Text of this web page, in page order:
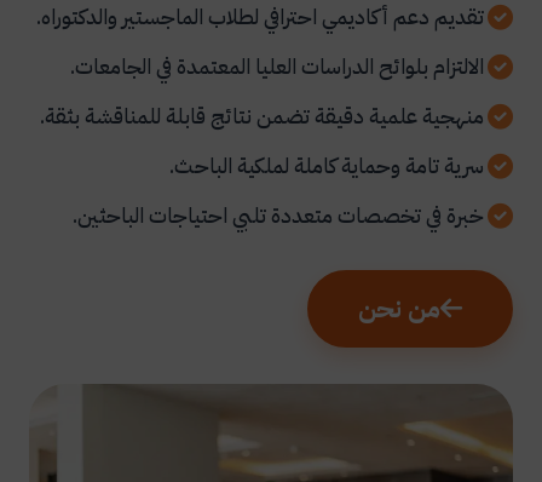
تقديم دعم أكاديمي احترافي لطلاب الماجستير والدكتوراه.
الالتزام بلوائح الدراسات العليا المعتمدة في الجامعات.
منهجية علمية دقيقة تضمن نتائج قابلة للمناقشة بثقة.
سرية تامة وحماية كاملة لملكية الباحث.
خبرة في تخصصات متعددة تلبي احتياجات الباحثين.
من نحن